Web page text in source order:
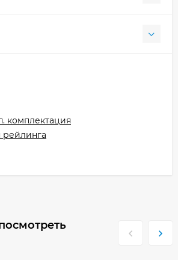
комплектация
рейлинга